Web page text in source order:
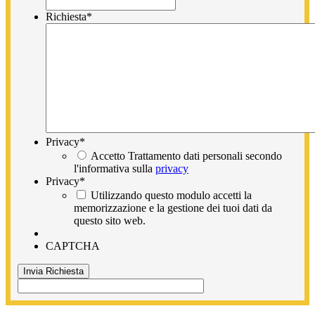
Richiesta*
Privacy*
Accetto Trattamento dati personali secondo
l'informativa sulla privacy
Privacy*
Utilizzando questo modulo accetti la
memorizzazione e la gestione dei tuoi dati da
questo sito web.
CAPTCHA